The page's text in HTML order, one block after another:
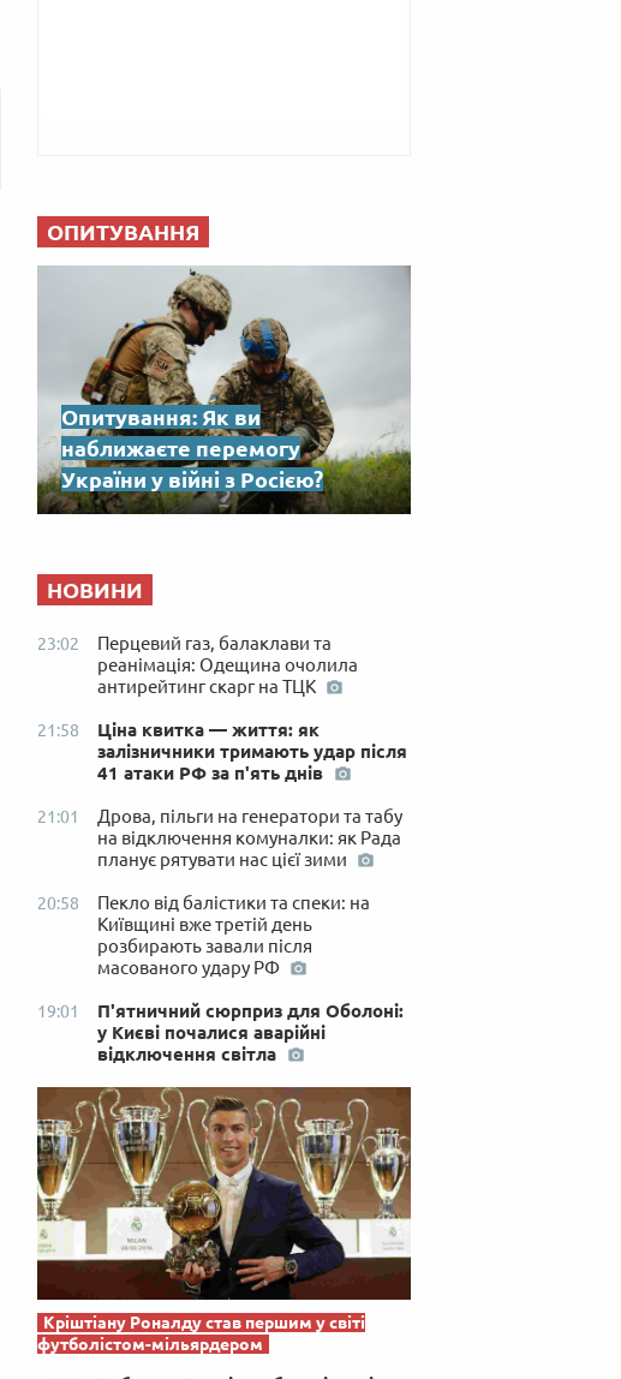
ОПИТУВАННЯ
Опитування: Як ви
наближаєте перемогу
України у війні з Росією?
НОВИНИ
23:02
Перцевий газ, балаклави та
реанімація: Одещина очолила
антирейтинг скарг на ТЦК
21:58
Ціна квитка — життя: як
залізничники тримають удар після
41 атаки РФ за п'ять днів
21:01
Дрова, пільги на генератори та табу
на відключення комуналки: як Рада
планує рятувати нас цієї зими
20:58
Пекло від балістики та спеки: на
Київщині вже третій день
розбирають завали після
масованого удару РФ
19:01
П'ятничний сюрприз для Оболоні:
у Києві почалися аварійні
відключення світла
Кріштіану Роналду став першим у світі
футболістом-мільярдером